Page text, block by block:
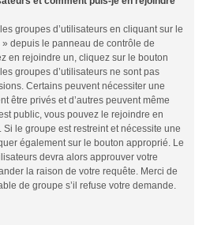
groupes d’utilisateurs en cliquant sur le
depuis le panneau de contrôle de
en rejoindre un, cliquez sur le bouton
groupes d’utilisateurs ne sont pas
Certains peuvent nécessiter une
être privés et d’autres peuvent même
public, vous pouvez le rejoindre en
le groupe est restreint et nécessite une
également sur le bouton approprié. Le
devra alors approuver votre
la raison de votre requête. Merci de
de groupe s’il refuse votre demande.